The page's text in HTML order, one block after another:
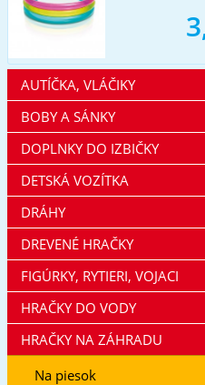
AUTÍČKA, VLÁČIKY
BOBY A SÁNKY
DOPLNKY DO IZBIČKY
DETSKÁ VOZÍTKA
DRÁHY
DREVENÉ HRAČKY
FIGÚRKY, RYTIERI, VOJACI
HRAČKY DO VODY
HRAČKY NA ZÁHRADU
Na piesok